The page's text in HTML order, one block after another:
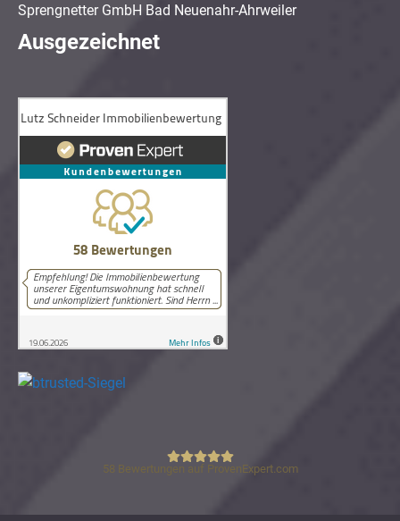
Sprengnetter GmbH Bad Neuenahr-Ahrweiler
Ausgezeichnet
Lutz Schneider Immobilienbewertung
58 Bewertungen auf ProvenExpert.com